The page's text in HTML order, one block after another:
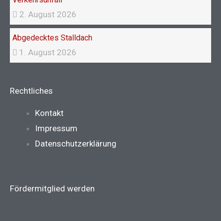
2. August 2026
Abgedecktes Stalldach
1. August 2026
Rechtliches
Main
Menu
Kontakt
Impressum
Datenschutzerklärung
Fördermitglied werden